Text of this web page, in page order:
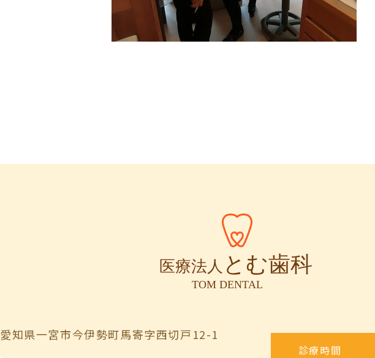
愛知県一宮市今伊勢町馬寄字西切戸12-1
診療時間